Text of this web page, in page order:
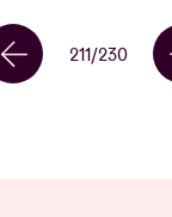
211/230